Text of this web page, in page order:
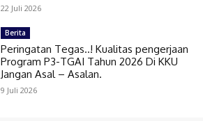
22 Juli 2026
Berita
Peringatan Tegas..! Kualitas pengerjaan
Program P3-TGAI Tahun 2026 Di KKU
Jangan Asal – Asalan.
9 Juli 2026